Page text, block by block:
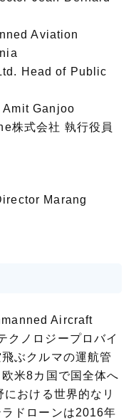
Aviation
Head of Public
Amit Ganjoo
株式会社 執行役員
Marang
Aircraft
ノロジープロバイ
ぶクルマの運航管
米8カ国で国全体へ
おける世界的なリ
ドローンは2016年